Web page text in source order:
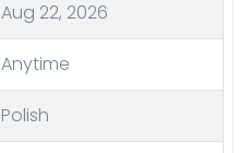
Aug 22, 2026
Anytime
Polish